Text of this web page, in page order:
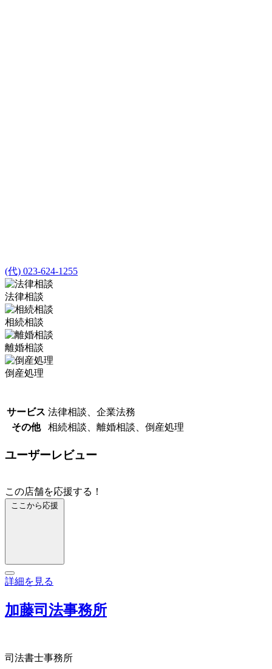
(代) 023-624-1255
法律相談
相続相談
離婚相談
倒産処理
サービス 法律相談、企業法務
その他
相続相談、離婚相談、倒産処理
ユーザーレビュー
この店舗を応援する！
ここから応援
詳細を見る
加藤司法事務所
司法書士事務所